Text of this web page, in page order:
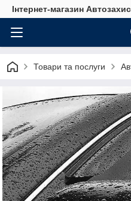
Інтернет-магазин
Товари та послуги